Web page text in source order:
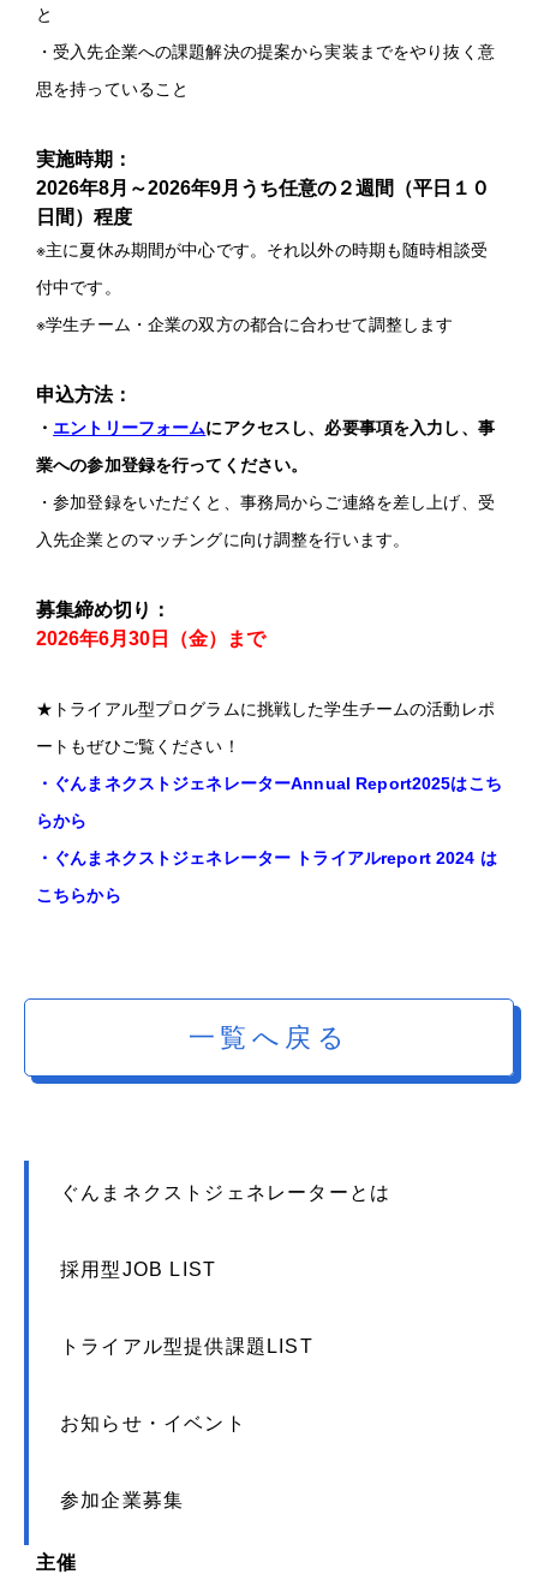
と
・受入先企業への課題解決の提案から実装までをやり抜く意
思を持っていること
実施時期：
2026年8月～2026年9月うち任意の２週間（平日１０
日間）程度
※主に夏休み期間が中心です。それ以外の時期も随時相談受
付中です。
※学生チーム・企業の双方の都合に合わせて調整します
申込方法：
・ エントリーフォームにアクセスし、必要事項を入力し、事
業への参加登録を行ってください。
・参加登録をいただくと、事務局からご連絡を差し上げ、受
入先企業とのマッチングに向け調整を行います。
募集締め切り：
2026年6月30日（金）まで
★トライアル型プログラムに挑戦した学生チームの活動レポ
ートもぜひご覧ください！
・ ぐんまネクストジェネレーターAnnual Report2025はこち
らから
・ぐんまネクストジェネレーター トライアルreport 2024 は
こちらから
一覧へ戻る
主催
ぐんまネクストジェネレーターとは
採用型JOB LIST
トライアル型提供課題LIST
お知らせ・イベント
参加企業募集